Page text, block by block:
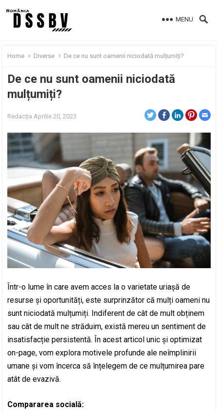
MENU
Home Diverse De ce nu sunt oamenii niciodată mulțumiți?
De ce nu sunt oamenii niciodată
mulțumiți?
Redacția Aprilie 20, 2023
Într-o lume în care avem acces la o varietate uriașă de
resurse și oportunități, este surprinzător că mulți oameni nu
sunt niciodată mulțumiți. Indiferent de cât de mult obținem
sau cât de mult ne străduim, există mereu un sentiment de
insatisfacție persistentă. În acest articol unic și optimizat
on-page, vom explora motivele profunde ale neîmplinirii
umane și vom încerca să înțelegem de ce mulțumirea pare
atât de evazivă.
Compararea socială: